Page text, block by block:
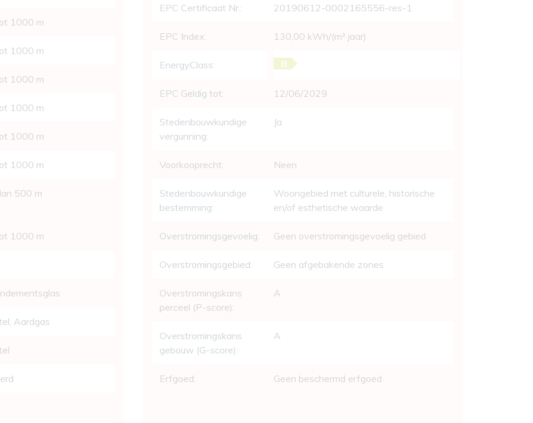
1000 m
1000 m
1000 m
1000 m
1000 m
1000 m
500 m
1000 m
Aardgas
EPC Certificaat Nr.: 20190612-0002165556-res-1
EPC Index: 130,00 kWh/(m² jaar)
EnergyClass: B
EPC Geldig tot: 12/06/2029
Stedenbouwkundige
vergunning:
Ja
Voorkooprecht: Neen
Stedenbouwkundige
bestemming:
Woongebied met culturele, historische
en/of esthetische waarde
Overstromingsgevoelig: Geen overstromingsgevoelig gebied
Overstromingsgebied: Geen afgebakende zones
Overstromingskans
perceel (P-score):
A
Overstromingskans
gebouw (G-score):
A
Erfgoed: Geen beschermd erfgoed